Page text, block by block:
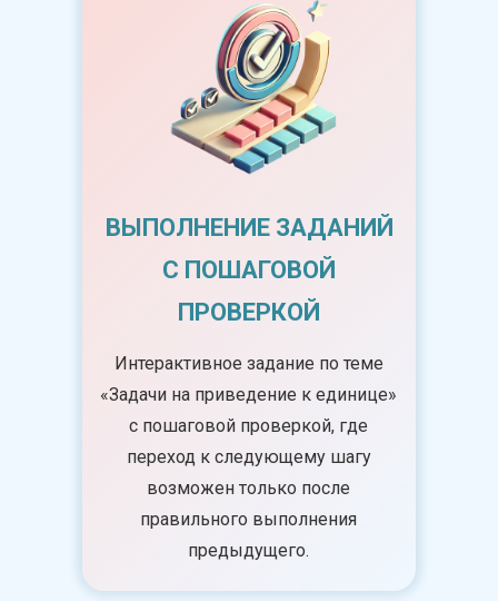
Интерактивное задание по теме
«Задачи на приведение к единице»
с пошаговой проверкой, где
переход к следующему шагу
возможен только после
правильного выполнения
предыдущего.
ВЫПОЛНЕНИЕ ЗАДАНИЙ
С ПОШАГОВОЙ
ПРОВЕРКОЙ